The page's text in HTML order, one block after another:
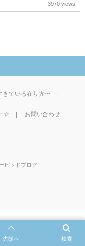
3970 views
ている在り方〜
☆ お問い合わせ
ピッドブログ
検索
先頭へ